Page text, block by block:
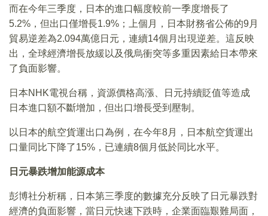
而在今年三季度，日本的進口幅度較前一季度增長了
5.2%，但出口僅增長1.9%；上個月，日本財務省公佈的9月
貿易逆差為2.094萬億日元，連續14個月出現逆差。這反映
出，全球經濟增長放緩以及俄烏衝突等多重因素給日本帶來
了負面影響。
日本NHK電視台稱，資源價格高漲、日元持續貶值等造成
日本進口額不斷增加，但出口增長受到壓制。
以日本的航空貨運出口為例，在今年8月，日本航空貨運出
口量同比下降了15%，已連續8個月低於同比水平。
日元暴跌增加能源成本
彭博社分析稱，日本第三季度的數據充分反映了日元暴跌對
經濟的負面影響，當日元快速下跌時，企業面臨艱難局面，